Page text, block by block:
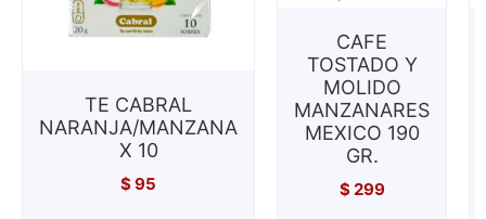
TE CABRAL
NARANJA/MANZANA
X 10
$95
CAFE
TOSTADO Y
MOLIDO
MANZANARES
MEXICO 190
GR.
$299